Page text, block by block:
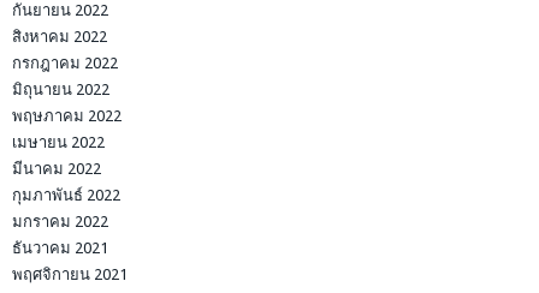
กันยายน 2022
สิงหาคม 2022
กรกฎาคม 2022
มิถุนายน 2022
พฤษภาคม 2022
เมษายน 2022
มีนาคม 2022
กุมภาพันธ์ 2022
มกราคม 2022
ธันวาคม 2021
พฤศจิกายน 2021